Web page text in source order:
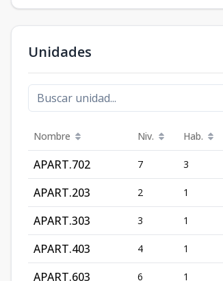
Unidades
Nombre Niv. Hab.
APART.702 7 3
APART.203 2 1
APART.303 3 1
APART.403 4 1
APART.603 6 1